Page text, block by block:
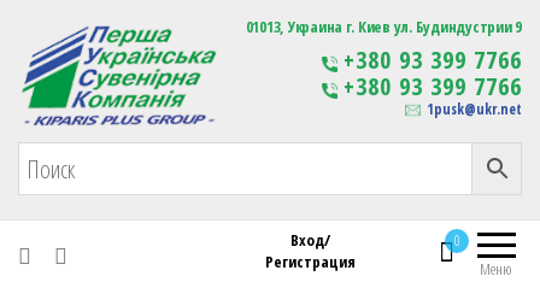
Первая Украинская Сувенирная Компания Изготовление
сувенирной продукции
с логотипом
01013, Украина г. Киев ул. Будиндустрии 9
+380 93 399 7766
+380 93 399 7766
1pusk@ukr.net
Меню
0
Вход/
Регистрация